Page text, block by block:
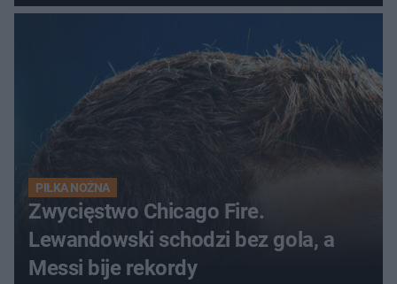
odrzutowcem to dopiero
początek!
PIŁKA NOŻNA
Zwycięstwo Chicago Fire.
Lewandowski schodzi bez gola, a
Messi bije rekordy